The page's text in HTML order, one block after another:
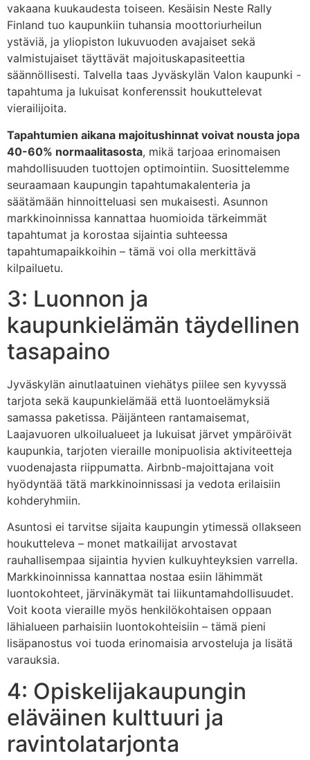
vakaana kuukaudesta toiseen. Kesäisin Neste Rally
Finland tuo kaupunkiin tuhansia moottoriurheilun
ystäviä, ja yliopiston lukuvuoden avajaiset sekä
valmistujaiset täyttävät majoituskapasiteettia
säännöllisesti. Talvella taas Jyväskylän Valon kaupunki -
tapahtuma ja lukuisat konferenssit houkuttelevat
vierailijoita.
Tapahtumien aikana majoitushinnat voivat nousta jopa
40-60% normaalitasosta, mikä tarjoaa erinomaisen
mahdollisuuden tuottojen optimointiin. Suosittelemme
seuraamaan kaupungin tapahtumakalenteria ja
säätämään hinnoitteluasi sen mukaisesti. Asunnon
markkinoinnissa kannattaa huomioida tärkeimmät
tapahtumat ja korostaa sijaintia suhteessa
tapahtumapaikkoihin – tämä voi olla merkittävä
kilpailuetu.
3: Luonnon ja
kaupunkielämän täydellinen
tasapaino
Jyväskylän ainutlaatuinen viehätys piilee sen kyvyssä
tarjota sekä kaupunkielämää että luontoelämyksiä
samassa paketissa. Päijänteen rantamaisemat,
Laajavuoren ulkoilualueet ja lukuisat järvet ympäröivät
kaupunkia, tarjoten vieraille monipuolisia aktiviteetteja
vuodenajasta riippumatta. Airbnb-majoittajana voit
hyödyntää tätä markkinoinnissasi ja vedota erilaisiin
kohderyhmiin.
Asuntosi ei tarvitse sijaita kaupungin ytimessä ollakseen
houkutteleva – monet matkailijat arvostavat
rauhallisempaa sijaintia hyvien kulkuyhteyksien varrella.
Markkinoinnissa kannattaa nostaa esiin lähimmät
luontokohteet, järvinäkymät tai liikuntamahdollisuudet.
Voit koota vieraille myös henkilökohtaisen oppaan
lähialueen parhaisiin luontokohteisiin – tämä pieni
lisäpanostus voi tuoda erinomaisia arvosteluja ja lisätä
varauksia.
4: Opiskelijakaupungin
eläväinen kulttuuri ja
ravintolatarjonta